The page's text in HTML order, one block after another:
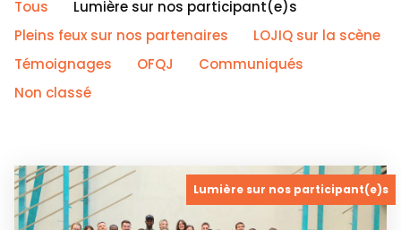
Tous
Lumière sur nos participant(e)s
Pleins feux sur nos partenaires
LOJIQ sur la scène
Témoignages
OFQJ
Communiqués
Non classé
Lumière sur nos participant(e)s